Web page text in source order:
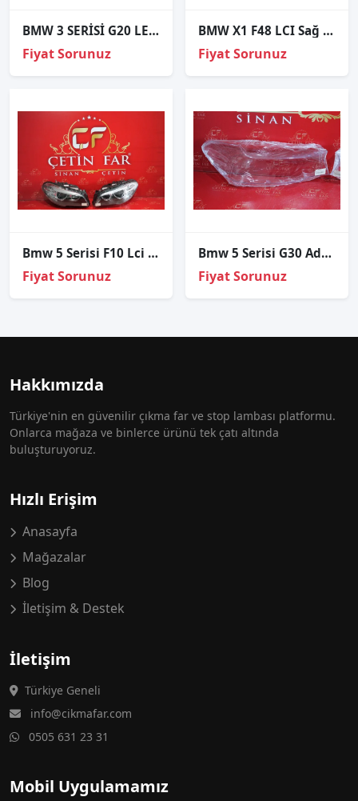
BMW 3 SERİSİ G20 LED XENON SAĞ FAR KASASI SIFIR
Fiyat Sorunuz
BMW X1 F48 LCI Sağ Far Adaptif Gündüz Led Modülü – 63119477836
Fiyat Sorunuz
Bmw 5 Serisi F10 Lci Xenon Sağ Sol Far
Fiyat Sorunuz
Bmw 5 Serisi G30 Adaptif Sağ Far Cami
Fiyat Sorunuz
Hakkımızda
Türkiye'nin en güvenilir çıkma far ve stop lambası platformu.
Onlarca mağaza ve binlerce ürünü tek çatı altında
buluşturuyoruz.
Hızlı Erişim
Anasayfa
Mağazalar
Blog
İletişim & Destek
İletişim
Türkiye Geneli
info@cikmafar.com
0505 631 23 31
Mobil Uygulamamız